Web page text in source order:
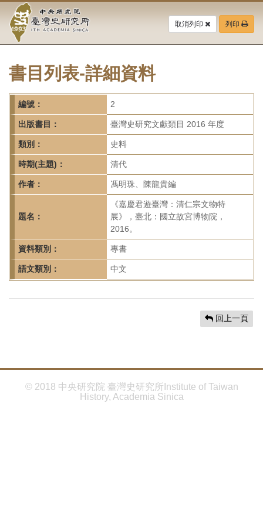
要
中
央
研
究
院-
臺
灣
史
研
究
所-
首
頁
取消列印 列印
書目列表-詳細資料
編號： 2
出版書目： 臺灣史研究文獻類目 2016 年度
類別： 史料
時期(主題)： 清代
作者： 馮明珠、陳龍貴編
題名：
《嘉慶君遊臺灣：清仁宗文物特
展》，臺北：國立故宮博物院，
2016。
資料類別： 專書
語文類別： 中文
回上一頁
© 2018 中央研究院 臺灣史研究所Institute of Taiwan
History, Academia Sinica